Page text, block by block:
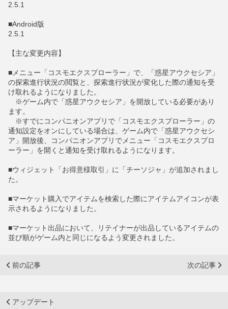
2.5.1
■Android版
2.5.1
【主な変更内容】
■メニュー「コスモエクスプローラー」で、「惑星アウクセシア」
の探索進行状況の閲覧と、探索進行状況が変化した際の通知を受
け取れるようになりました。
※ゲーム内で「惑星アウクセシア」を開放している必要があり
ます。
※すでにコンパニオンアプリで「コスモエクスプローラー」の
通知設定をオンにしている場合は、ゲーム内で「惑星アウクセシ
ア」開放後、コンパニオンアプリでメニュー「コスモエクスプロ
ーラー」を開くと通知を受け取れるようになります。
■ウィジェット「お得意様取引」に「チーソジャ」が追加されまし
た。
■マーケット購入でアイテムを検索した際にアイテムアイコンが表
示されるようになりました。
■マーケット出品において、リテイナーが出品しているアイテムの
並び順がゲーム内と同じになるよう変更されました。
前の記事 次の記事
アップデート